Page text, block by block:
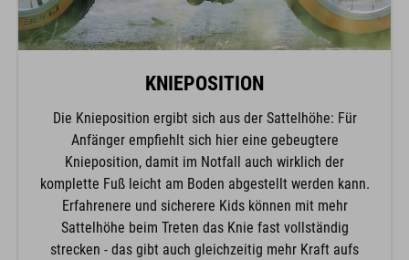
KNIEPOSITION
Die Knieposition ergibt sich aus der Sattelhöhe: Für
Anfänger empfiehlt sich hier eine gebeugtere
Knieposition, damit im Notfall auch wirklich der
komplette Fuß leicht am Boden abgestellt werden kann.
Erfahrenere und sicherere Kids können mit mehr
Sattelhöhe beim Treten das Knie fast vollständig
strecken - das gibt auch gleichzeitig mehr Kraft aufs